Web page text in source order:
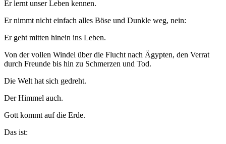
Er lernt unser Leben kennen.
Er nimmt nicht einfach alles Böse und Dunkle weg, nein:
Er geht mitten hinein ins Leben.
Von der vollen Windel über die Flucht nach Ägypten, den Verrat
durch Freunde bis hin zu Schmerzen und Tod.
Die Welt hat sich gedreht.
Der Himmel auch.
Gott kommt auf die Erde.
Das ist: